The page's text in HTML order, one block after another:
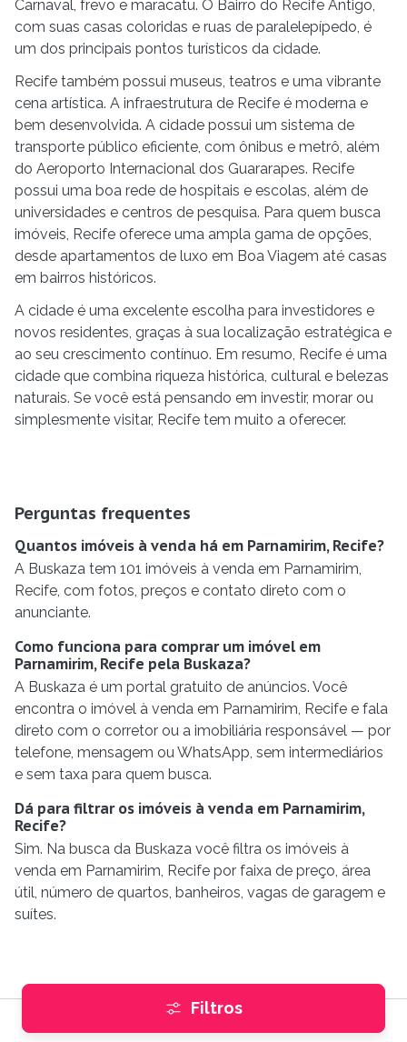
Filtros
Carnaval, frevo e maracatu. O Bairro do Recife Antigo,
com suas casas coloridas e ruas de paralelepípedo, é
um dos principais pontos turísticos da cidade.
Recife também possui museus, teatros e uma vibrante
cena artística. A infraestrutura de Recife é moderna e
bem desenvolvida. A cidade possui um sistema de
transporte público eficiente, com ônibus e metrô, além
do Aeroporto Internacional dos Guararapes. Recife
possui uma boa rede de hospitais e escolas, além de
universidades e centros de pesquisa. Para quem busca
imóveis, Recife oferece uma ampla gama de opções,
desde apartamentos de luxo em Boa Viagem até casas
em bairros históricos.
A cidade é uma excelente escolha para investidores e
novos residentes, graças à sua localização estratégica e
ao seu crescimento contínuo. Em resumo, Recife é uma
cidade que combina riqueza histórica, cultural e belezas
naturais. Se você está pensando em investir, morar ou
simplesmente visitar, Recife tem muito a oferecer.
Perguntas frequentes
Quantos imóveis à venda há em Parnamirim, Recife?
A Buskaza tem 101 imóveis à venda em Parnamirim,
Recife, com fotos, preços e contato direto com o
anunciante.
Como funciona para comprar um imóvel em
Parnamirim, Recife pela Buskaza?
A Buskaza é um portal gratuito de anúncios. Você
encontra o imóvel à venda em Parnamirim, Recife e fala
direto com o corretor ou a imobiliária responsável — por
telefone, mensagem ou WhatsApp, sem intermediários
e sem taxa para quem busca.
Dá para filtrar os imóveis à venda em Parnamirim,
Recife?
Sim. Na busca da Buskaza você filtra os imóveis à
venda em Parnamirim, Recife por faixa de preço, área
útil, número de quartos, banheiros, vagas de garagem e
suítes.